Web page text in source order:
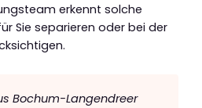
erkennt solche
Sie separieren oder bei der
Bochum-Langendreer